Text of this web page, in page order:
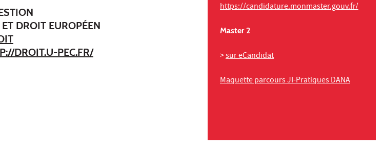
DROIT EUROPÉEN
DROIT.U-PEC.FR/
https://candidature.monmaster.gouv.fr/
Master 2
>sur eCandidat
Maquette parcours JI-Pratiques DANA